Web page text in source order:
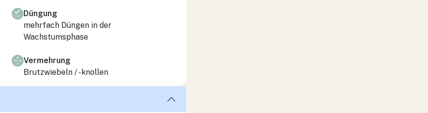
Düngung
mehrfach Düngen in der
Wachstumsphase
Vermehrung
Brutzwiebeln / -knollen